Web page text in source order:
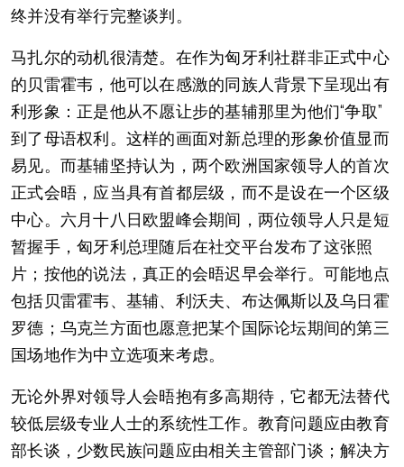
终并没有举行完整谈判。
马扎尔的动机很清楚。在作为匈牙利社群非正式中心
的贝雷霍韦，他可以在感激的同族人背景下呈现出有
利形象：正是他从不愿让步的基辅那里为他们“争取”
到了母语权利。这样的画面对新总理的形象价值显而
易见。而基辅坚持认为，两个欧洲国家领导人的首次
正式会晤，应当具有首都层级，而不是设在一个区级
中心。六月十八日欧盟峰会期间，两位领导人只是短
暂握手，匈牙利总理随后在社交平台发布了这张照
片；按他的说法，真正的会晤迟早会举行。可能地点
包括贝雷霍韦、基辅、利沃夫、布达佩斯以及乌日霍
罗德；乌克兰方面也愿意把某个国际论坛期间的第三
国场地作为中立选项来考虑。
无论外界对领导人会晤抱有多高期待，它都无法替代
较低层级专业人士的系统性工作。教育问题应由教育
部长谈，少数民族问题应由相关主管部门谈；解决方